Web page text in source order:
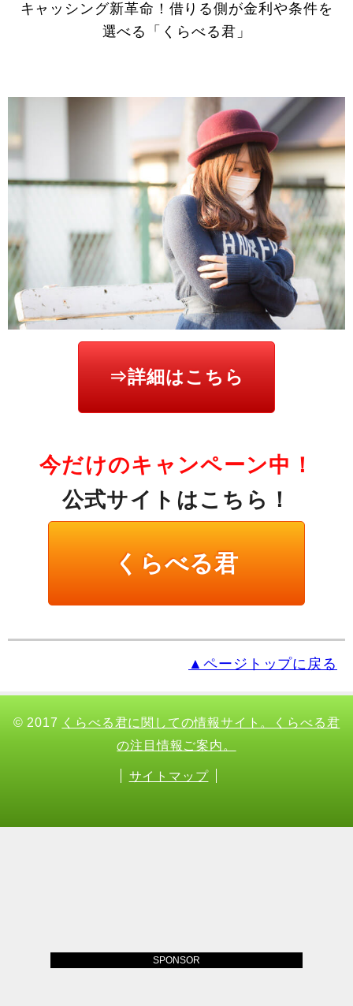
キャッシング新革命！借りる側が金利や条件を
選べる「くらべる君」
⇒詳細はこちら
今だけのキャンペーン中！
公式サイトはこちら！
くらべる君
▲ページトップに戻る
© 2017 くらべる君に関しての情報サイト。くらべる君
の注目情報ご案内。
サイトマップ
SPONSOR